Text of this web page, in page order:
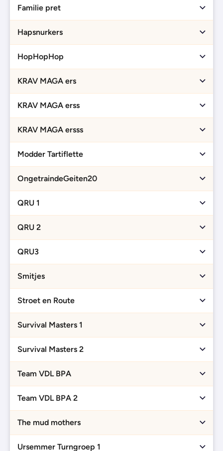
Familie pret
Hapsnurkers
HopHopHop
KRAV MAGA ers
KRAV MAGA erss
KRAV MAGA ersss
Modder Tartiflette
OngetraindeGeiten20
QRU 1
QRU 2
QRU3
Smitjes
Stroet en Route
Survival Masters 1
Survival Masters 2
Team VDL BPA
Team VDL BPA 2
The mud mothers
Ursemmer Turngroep 1